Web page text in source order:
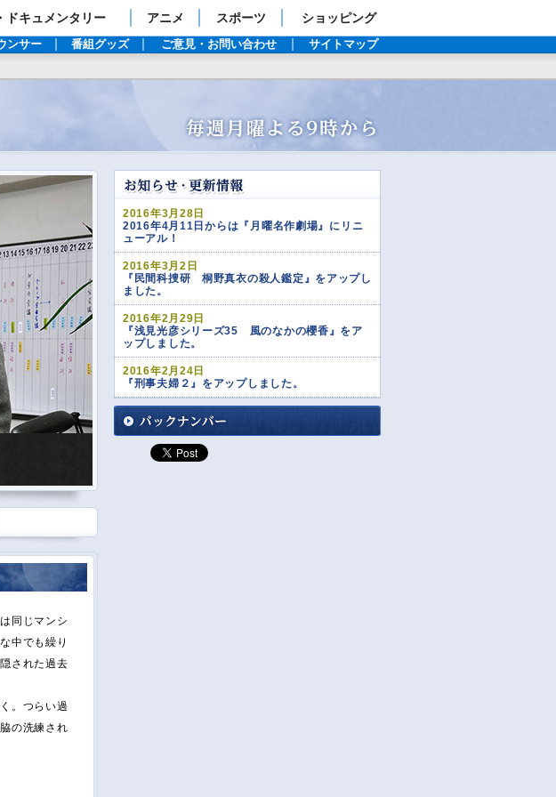
ドキュメンタリー アニメ スポーツ ショッピング
ンサー 番組グッズ ご意見・お問い合わせ サイトマップ
同じマンシ
中でも繰り
された過去
。つらい過
の洗練され
2016年3月28日
2016年4月11日からは『月曜名作劇場』にリニ
ューアル！
2016年3月2日
『民間科捜研 桐野真衣の殺人鑑定』をアップし
ました。
2016年2月29日
『浅見光彦シリーズ35 風のなかの櫻香』をア
ップしました。
2016年2月24日
『刑事夫婦２』をアップしました。